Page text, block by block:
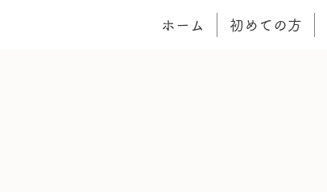
ホーム 初めての方